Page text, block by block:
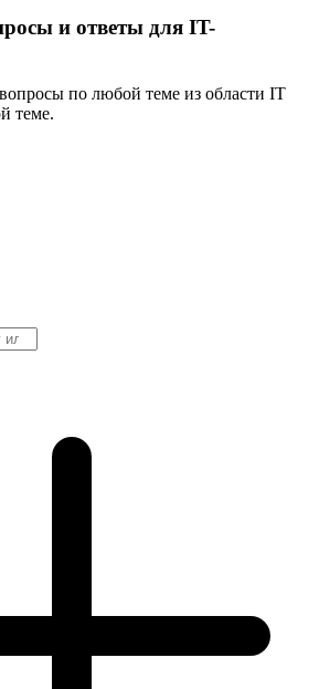
и ответы для IT-
по любой теме из области IT
теме.